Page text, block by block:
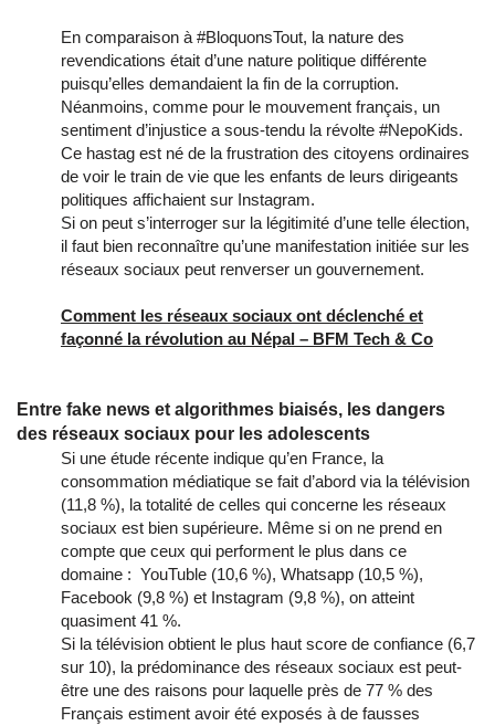
En comparaison à #BloquonsTout, la nature des
revendications était d’une nature politique différente
puisqu’elles demandaient la fin de la corruption.
Néanmoins, comme pour le mouvement français, un
sentiment d’injustice a sous-tendu la révolte #NepoKids.
Ce hastag est né de la frustration des citoyens ordinaires
de voir le train de vie que les enfants de leurs dirigeants
politiques affichaient sur Instagram.
Si on peut s’interroger sur la légitimité d’une telle élection,
il faut bien reconnaître qu’une manifestation initiée sur les
réseaux sociaux peut renverser un gouvernement.
Comment les réseaux sociaux ont déclenché et
façonné la révolution au Népal – BFM Tech & Co
Entre fake news et algorithmes biaisés, les dangers
des réseaux sociaux pour les adolescents
Si une étude récente indique qu’en France, la
consommation médiatique se fait d’abord via la télévision
(11,8 %), la totalité de celles qui concerne les réseaux
sociaux est bien supérieure. Même si on ne prend en
compte que ceux qui performent le plus dans ce
domaine : YouTuble (10,6 %), Whatsapp (10,5 %),
Facebook (9,8 %) et Instagram (9,8 %), on atteint
quasiment 41 %.
Si la télévision obtient le plus haut score de confiance (6,7
sur 10), la prédominance des réseaux sociaux est peut-
être une des raisons pour laquelle près de 77 % des
Français estiment avoir été exposés à de fausses